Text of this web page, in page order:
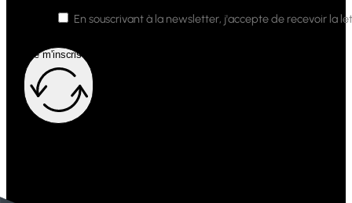
En souscrivant à la newsletter, j'accepte de recevoir la
Je m'inscris !